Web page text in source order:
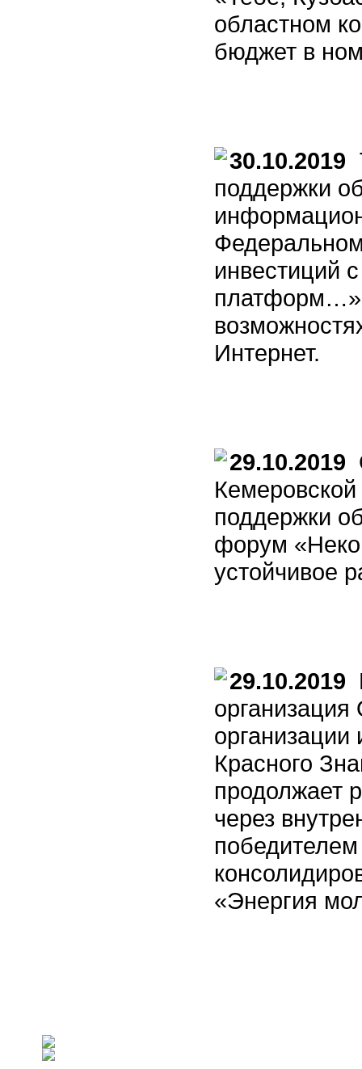
областном
бюджет в
30.10.2019
поддержки
инвестиций
платформ…»,
Интернет.
29.10.2019
поддержки
форум
устойчивое
29.10.2019
Красного
продолжает
через
«Энергия